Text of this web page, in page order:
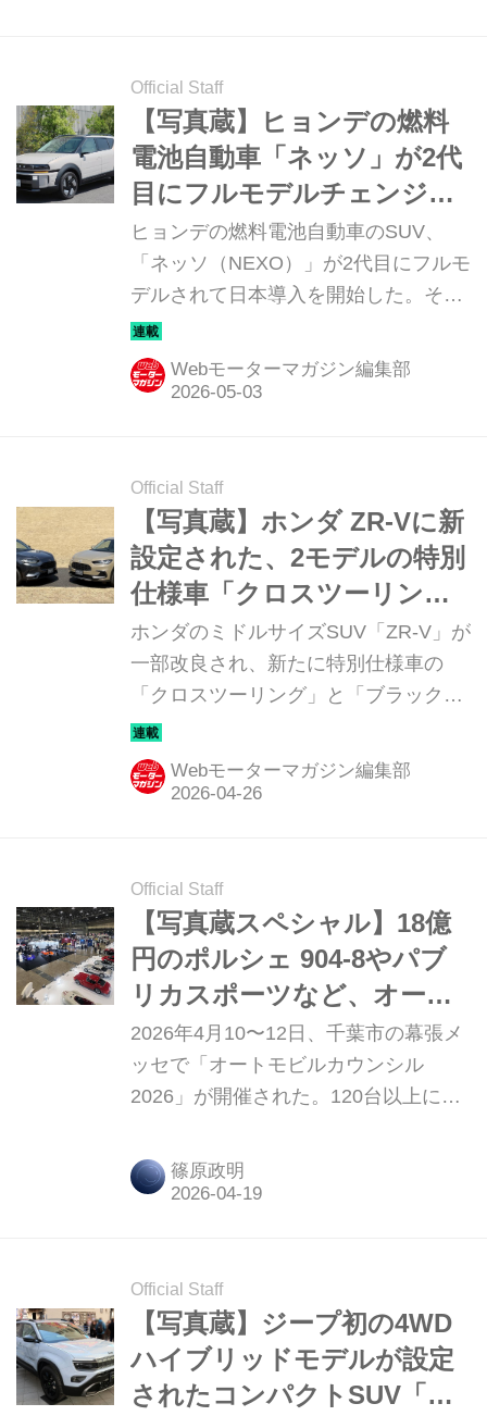
Official Staff
【写真蔵】ヒョンデの燃料
電池自動車「ネッソ」が2代
目にフルモデルチェンジさ
れて日本導入開始
ヒョンデの燃料電池自動車のSUV、
「ネッソ（NEXO）」が2代目にフルモ
デルされて日本導入を開始した。その
ディテールを写真で紹介しよう。
Webモーターマガジン編集部
Official Staff
【写真蔵】ホンダ ZR-Vに新
設定された、2モデルの特別
仕様車「クロスツーリン
グ」と「ブラックスタイ
ル」
ホンダのミドルサイズSUV「ZR-V」が
一部改良され、新たに特別仕様車の
「クロスツーリング」と「ブラックス
タイル」が設定された。ここでは、そ
のディテールを写真で紹介しよう。
Webモーターマガジン編集部
Official Staff
【写真蔵スペシャル】18億
円のポルシェ 904-8やパブ
リカスポーツなど、オート
モビルカウンシル 2026で気
になったクルマたち
2026年4月10〜12日、千葉市の幕張メ
ッセで「オートモビルカウンシル
2026」が開催された。120台以上にお
ったクルマを写真で紹介しよう。
篠原政明
Official Staff
【写真蔵】ジープ初の4WD
ハイブリッドモデルが設定
されたコンパクトSUV「ア